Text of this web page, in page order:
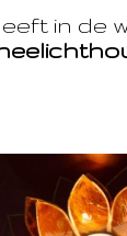
in de